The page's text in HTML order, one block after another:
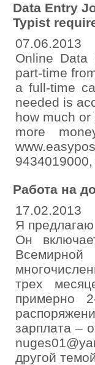
Data Entry
Typist
07.06.2013
Online Data
part-time
a full-time
needed is
how much
more
Работа на
17.02.2013
Я
Он
трех
примерно
зарплата –
другой